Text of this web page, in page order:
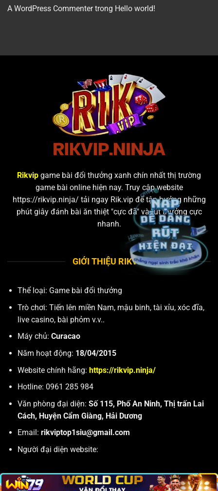
A WordPress Commentertrong Hello world!
Rikvip game bài đổi thưởng xanh chín nhất thị trường
game bài online hiện nay. Truy cập website
https://rikvip.ninja/ tải ngay Rik.vip để tận hưởng những
phút giây đánh bài ăn thiệt "cực đã" và rút thưởng cực
nhanh.
GIỚI THIỆU RIKVIP
Thể loại: Game bài đổi thưởng
Trò chơi: Tiến lên miền Nam, mậu binh, tài xỉu, xóc đĩa,
live casino, bài phỏm v.v..
Máy chủ: Curacao
Năm hoạt động: 18/04/2015
Website chính hãng: https://rikvip.ninja/
Hotline: 0961 285 984
Văn phòng đại diện: Số 115, Phố An Ninh, Thị trấn Lai
Cách, Huyện Cẩm Giàng, Hải Dương
Email: rikviptop1siu@gmail.com
Người đại diện website: